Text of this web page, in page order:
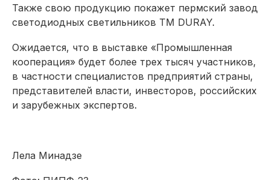
Также свою продукцию покажет пермский завод
светодиодных светильников ТМ DURAY.
Ожидается, что в выставке «Промышленная
кооперация» будет более трех тысяч участников,
в частности специалистов предприятий страны,
представителей власти, инвесторов, российских
и зарубежных экспертов.
Лела Минадзе